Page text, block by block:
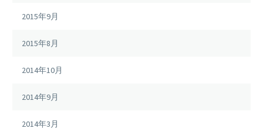
2015年9月
2015年8月
2014年10月
2014年9月
2014年3月